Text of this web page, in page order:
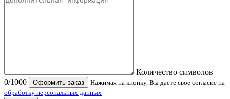
Количество символов
0/1000 Оформить заказ
Нажимая на кнопку, Вы даете свое согласие на
обработку персональных данных